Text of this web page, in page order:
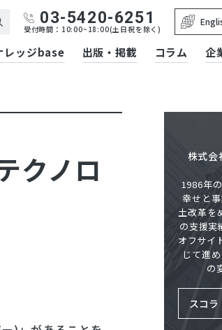
03-5420-6251
受付時間：10:00~18:00(土日祝を除く)
レッジbase 出版・掲載 コラム 企
クノロ
株式会
1986年
幸せと
土改革を
の支援実
オフサイ
じて進
の
スコラ